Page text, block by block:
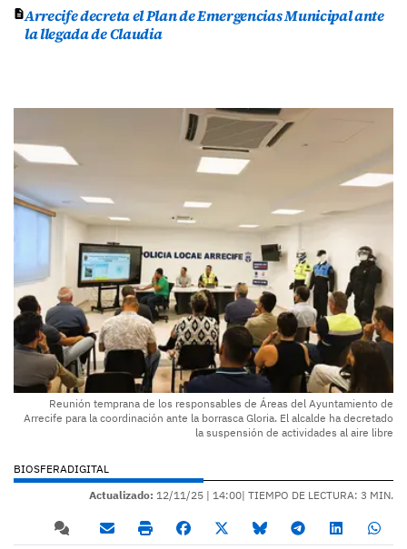
Arrecife decreta el Plan de Emergencias Municipal ante
la llegada de Claudia
Reunión temprana de los responsables de Áreas del Ayuntamiento de
Arrecife para la coordinación ante la borrasca Gloria. El alcalde ha decretado
la suspensión de actividades al aire libre
BIOSFERADIGITAL
Actualizado: 12/11/25 | 14:00| TIEMPO DE LECTURA: 3 MIN.